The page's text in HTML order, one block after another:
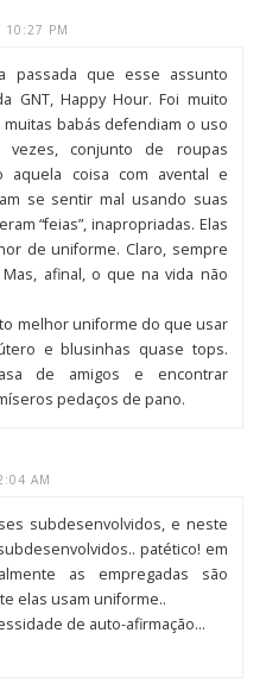
10:27 PM
passada que esse assunto
GNT, Happy Hour. Foi muito
babás defendiam o uso
vezes, conjunto de roupas
aquela coisa com avental e
se sentir mal usando suas
“feias”, inapropriadas. Elas
de uniforme. Claro, sempre
afinal, o que na vida não
melhor uniforme do que usar
e blusinhas quase tops.
de amigos e encontrar
pedaços de pano.
AM
subdesenvolvidos, e neste
patético! em
as empregadas são
elas usam uniforme..
de auto-afirmação…